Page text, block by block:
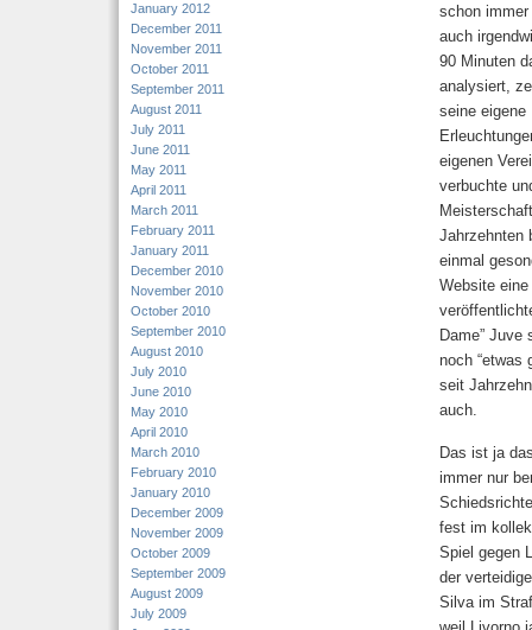
January 2012
December 2011
November 2011
October 2011
September 2011
August 2011
July 2011
June 2011
May 2011
April 2011
March 2011
February 2011
January 2011
December 2010
November 2010
October 2010
September 2010
August 2010
July 2010
June 2010
May 2010
April 2010
March 2010
February 2010
January 2010
December 2009
November 2009
October 2009
September 2009
August 2009
July 2009
schon
auch
90 Minuten
analysiert,
seine eigene
eigenen
verbuchte
Jahrzehnten
einmal
Website
Dame” Juve
noch “etwas
seit
auch.
Das ist ja
immer nur
fest im
Spiel gegen
der
Silva im